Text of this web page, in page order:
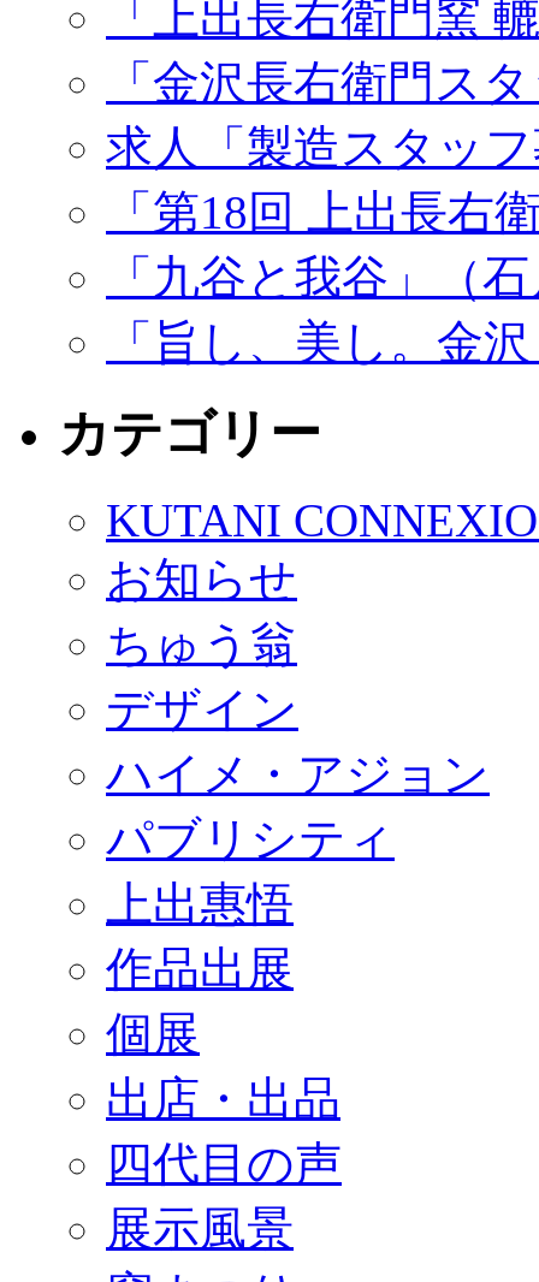
「上出長右衛門窯
「金沢長右衛門ス
求人「製造スタッ
「第18回 上出長右
「九谷と我谷」（
「旨し、美し。金
カテゴリー
KUTANI
お知らせ
ちゅう翁
デザイン
ハイメ・アジョン
パブリシティ
上出惠悟
作品出展
個展
出店・出品
四代目の声
展示風景